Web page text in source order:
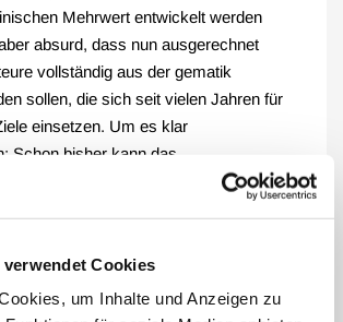
verwendet Cookies
um Inhalte und Anzeigen zu
Mehrwert entwickelt werden
absurd, dass nun ausgerechnet
vollständig aus der gematik
sollen, die sich seit vielen Jahren für
einsetzen. Um es klar
Schon bisher kann das
über die Mehrheit
auf die Praktiker der
hat. Nun möchte man diese
ganz ausblenden. Damit droht sich